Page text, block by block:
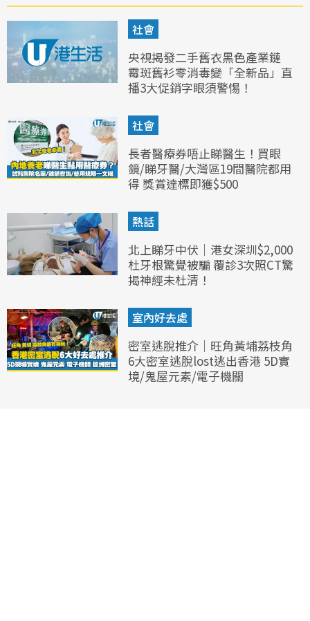
社會
央視揭發二手舊衣黑色產業鏈
霉斑舊衫零消毒變「全新品」直
播3大促銷字眼須警惕！
社會
長者醫療券唔止睇醫生！買眼
鏡/睇牙醫/大灣區19間醫院都用
得 獎賞達標即獲$500
熱話
北上睇牙中伏｜港女深圳$2,000
杜牙根驚覺被騙 覆診3次照CT驚
揭神經未杜清！
室內好去處
密室逃脫推介｜旺角黃埔荔枝角
6大密室逃脫lost逃出香港 5D實
境/鬼屋元素/電子機關